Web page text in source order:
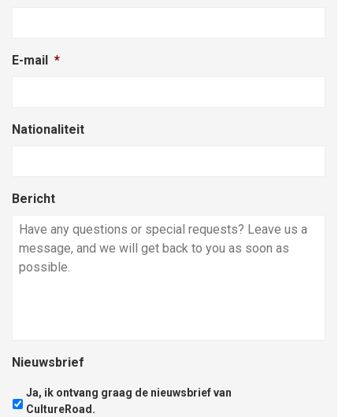
E-mail *
Nationaliteit
Bericht
Nieuwsbrief
Ja, ik ontvang graag de nieuwsbrief van
CultureRoad.